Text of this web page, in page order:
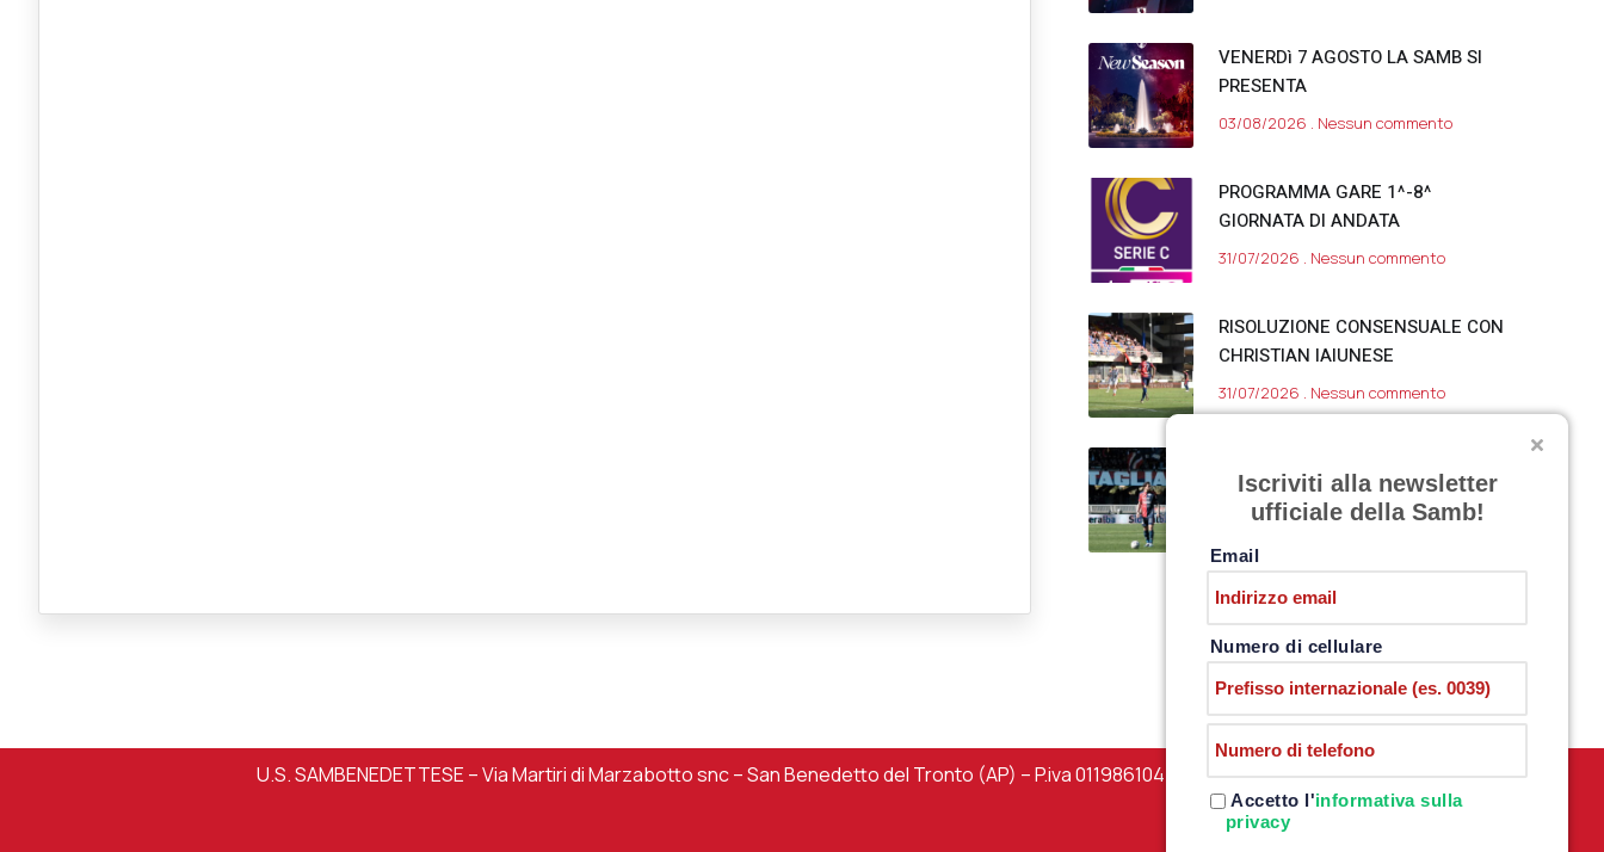
VENERDì 7 AGOSTO LA SAMB SI
PRESENTA
03/08/2026 Nessun commento
PROGRAMMA GARE 1^-8^
GIORNATA DI ANDATA
31/07/2026 Nessun commento
RISOLUZIONE CONSENSUALE CON
CHRISTIAN IAIUNESE
31/07/2026 Nessun commento
ALL’OSTIAMARE
31/07/2026 Nessun commento
U.S. SAMBENEDETTESE – Via Martiri di Marzabotto snc – San Benedetto del Tronto (AP) – P.iva 01198610444 – PRIVACY POLICY
Iscriviti alla newsletter
ufficiale della Samb!
Email
Numero di cellulare
Accetto l'informativa sulla
privacy